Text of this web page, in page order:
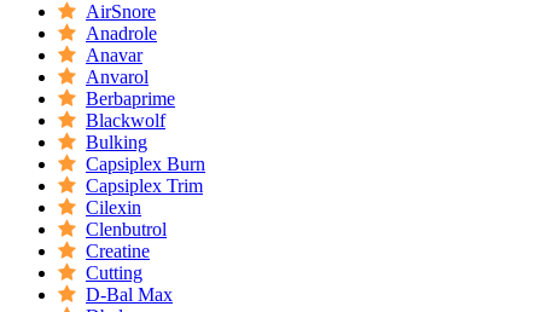
AirSnore
Anadrole
Anavar
Anvarol
Berbaprime
Blackwolf
Bulking
Capsiplex Burn
Capsiplex Trim
Cilexin
Clenbutrol
Creatine
Cutting
D-Bal Max